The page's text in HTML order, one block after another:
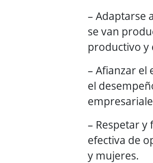
– Adaptarse
se van
productivo y
– Afianzar
el
– Respetar
efectiva de
y mujeres.